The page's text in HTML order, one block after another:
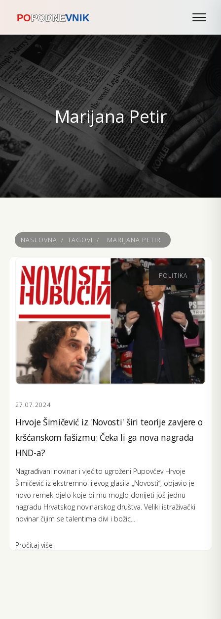
Marijana Petir
NASLOVNA / TAGOVI / MARIJANA PETIR
POLITIKA
27.07.2024
Hrvoje Šimičević iz 'Novosti' širi teorije zavjere o
kršćanskom fašizmu: Čeka li ga nova nagrada
HND-a?
Nagrađivani novinar i vječito ugroženi Pupovčev Hrvoje
Šimičević iz ekstremno lijevog glasila „Novosti“, objavio je
novo remek djelo koje bi mu moglo donijeti još jednu
nagradu Hrvatskog novinarskog društva. Veliki istraživački
novinar čijim se talentima divi i božic...
Pročitaj više